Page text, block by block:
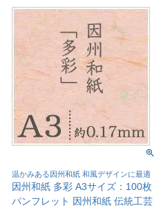
温かみある因州和紙 和風デザインに最適
因州和紙 多彩 A3サイズ：100枚
パンフレット 因州和紙 伝統工芸